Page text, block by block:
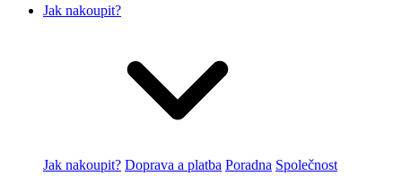
Jak nakoupit?
Jak nakoupit? Doprava a platba Poradna Společnost